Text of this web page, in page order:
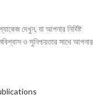
দেখুন, যা আপনার নির্দিষ্ট
ও সুনিশ্চয়তার সাথে আপনার